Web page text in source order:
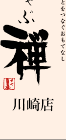
ブランドトップ
ご予約はこちら